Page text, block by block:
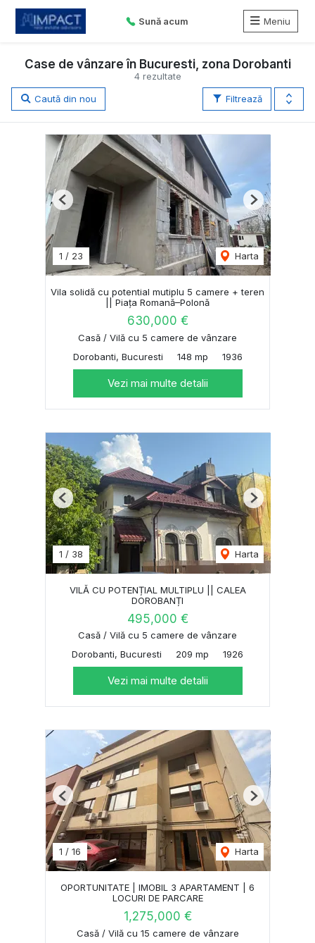
Sună acum Meniu
4 rezultate
Case de vânzare în Bucuresti, zona Dorobanti
Filtrează
Caută din nou
1 / 23 Harta
Previous Next
Vila solidă cu potential mutiplu 5 camere + teren
|| Piața Romană–Polonă
630,000 €
Casă / Vilă cu 5 camere de vânzare
Dorobanti, Bucuresti
148 mp 1936
Vezi mai multe detalii
1 / 38 Harta
Previous Next
VILĂ CU POTENȚIAL MULTIPLU || CALEA
DOROBANȚI
495,000 €
Casă / Vilă cu 5 camere de vânzare
Dorobanti, Bucuresti
209 mp 1926
Vezi mai multe detalii
1 / 16 Harta
Previous Next
OPORTUNITATE | IMOBIL 3 APARTAMENT | 6
LOCURI DE PARCARE
1,275,000 €
Casă / Vilă cu 15 camere de vânzare